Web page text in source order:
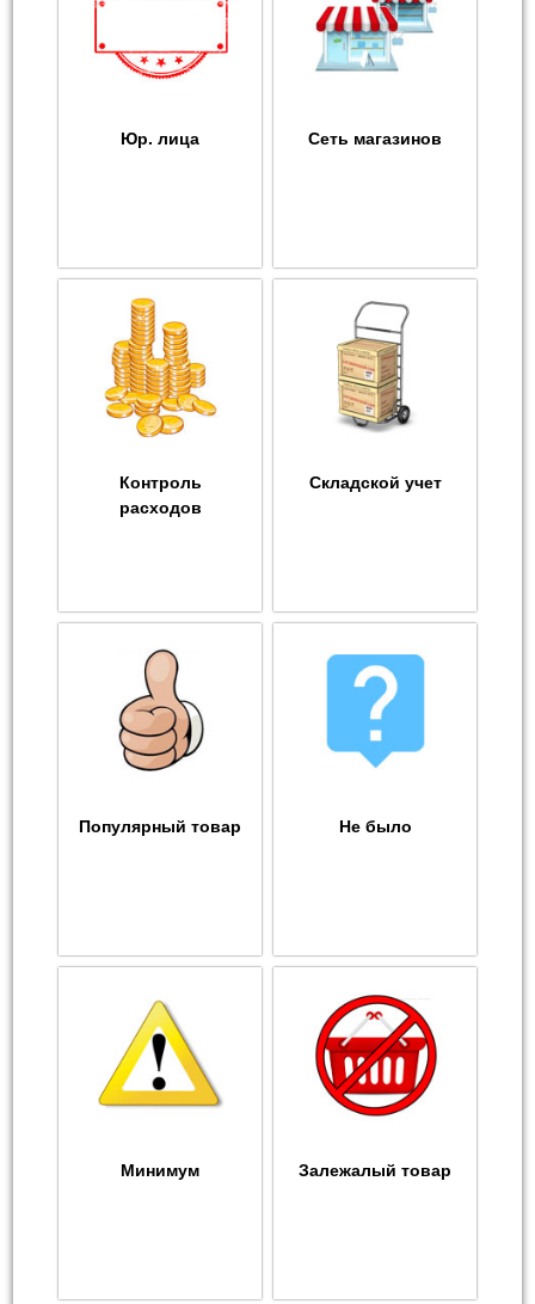
Юр. лица Сеть магазинов
Контроль
расходов
Складской учет
Популярный товар Не было
Минимум Залежалый товар